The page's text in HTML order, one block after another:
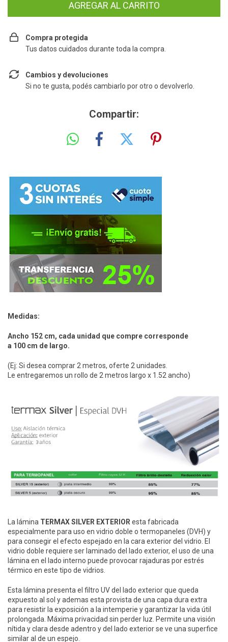
Compra protegida
Tus datos cuidados durante toda la compra.
Cambios y devoluciones
Si no te gusta, podés cambiarlo por otro o devolverlo.
Compartir:
Medidas:
Ancho 152 cm, cada unidad que compre corresponde
a 100 cm de largo.
(Ej: Si desea comprar 2 metros, oferte 2 unidades.
Le entregaremos un rollo de 2 metros largo x 1.52 ancho)
La lámina TERMAX SILVER EXTERIOResta fabricada
especialmente para uso en vidrio doble o termopaneles (DVH) y
para consegir el efecto espejado en la cara exterior del vidrio. El
vidrio doble requiere ser laminado del lado exterior, el uso de una
lámina en el lado interno puede provocar rajaduras por estrés
térmico en este tipo de vidrios.
Esta lámina presenta el filtro UV del lado exterior que queda
expuesto al sol y ademas esta provista de una capa dura extra
para resistir la exposición a la intemperie y garantizar la vida útil
prolongada. Máxima privacidad sin perder luz. Permite una visión
nítida y clara desde adentro y del lado exterior se ve una superfice
similar al de un espejo.